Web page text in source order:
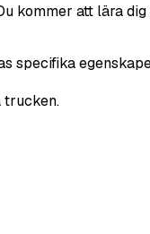
kommer att lära dig
specifika
trucken.